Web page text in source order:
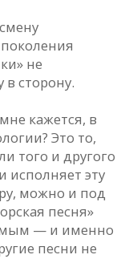
не
в сторону.
кажется, в
Это то,
того и другого
исполняет эту
можно и под
песня»
— и именно
песни не